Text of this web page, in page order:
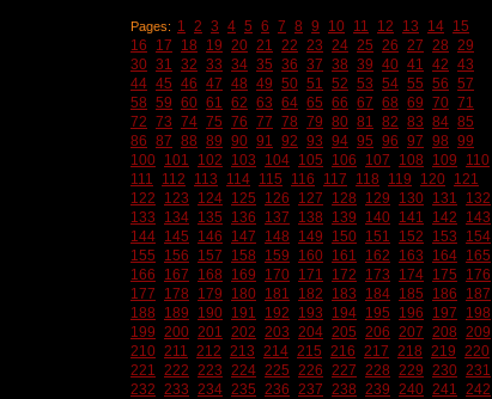
Pages: 1 2 3 4 5 6 7 8 9 10 11 12 13 14 15
16
17 18 19 20 21 22 23 24 25 26 27 28 29
30 31 32 33 34 35 36 37 38 39 40 41 42 43
44 45 46 47 48 49 50 51 52 53 54 55 56 57
58 59 60 61 62 63 64 65 66 67 68 69 70 71
72 73 74 75 76 77 78 79 80 81 82 83 84 85
86 87 88 89 90 91 92 93 94 95 96 97 98 99
100 101 102 103 104 105 106 107 108 109
110
111
112 113 114 115 116 117 118 119 120 121
122
123 124 125 126 127 128 129 130 131
132
133
134 135 136 137 138 139 140 141 142
143
144 145 146 147 148 149 150 151 152 153
154
155
156 157 158 159 160 161 162 163 164 165
166
167 168 169 170 171 172 173 174 175
176
177
178 179 180 181 182 183 184 185 186
187
188
189 190 191 192 193 194 195 196 197
198
199 200 201 202 203 204 205 206 207 208 209
210 211 212 213 214 215 216 217 218 219 220
221 222 223 224 225 226 227 228 229 230 231
232 233 234 235 236 237 238 239 240 241 242